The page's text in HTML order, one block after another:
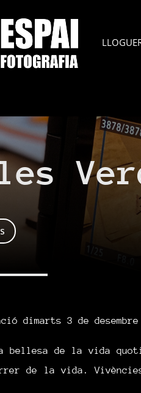
dimarts 3 de
bellesa de la vida
de la vida. Vivències,